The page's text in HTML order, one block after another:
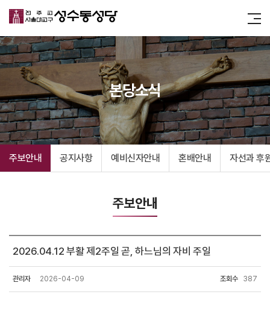
본당소식
주보안내 공지사항 예비신자안내 혼배안내 자선과 후
주보안내
2026.04.12 부활 제2주일 곧, 하느님의 자비 주일
관리자 2026-04-09 조회수 387